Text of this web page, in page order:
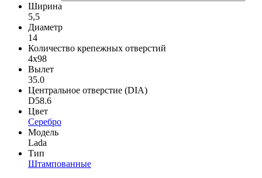
Ширина
5,5
Диаметр
14
Количество крепежных отверстий
4x98
Вылет
35.0
Центральное отверстие (DIA)
D58.6
Цвет
Серебро
Модель
Lada
Тип
Штампованные